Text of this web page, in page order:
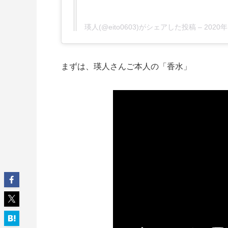
瑛人(@eito0603)がシェアした投稿 – 2020
まずは、瑛人さんご本人の「香水」